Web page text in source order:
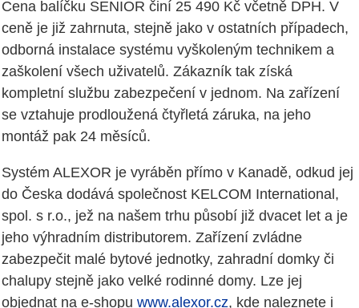
Cena balíčku SENIOR činí 25 490 Kč včetně DPH. V
ceně je již zahrnuta, stejně jako v ostatních případech,
odborná instalace systému vyškoleným technikem a
zaškolení všech uživatelů. Zákazník tak získá
kompletní službu zabezpečení v jednom. Na zařízení
se vztahuje prodloužená čtyřletá záruka, na jeho
montáž pak 24 měsíců.
Systém ALEXOR je vyráběn přímo v Kanadě, odkud jej
do Česka dodává společnost KELCOM International,
spol. s r.o., jež na našem trhu působí již dvacet let a je
jeho výhradním distributorem. Zařízení zvládne
zabezpečit malé bytové jednotky, zahradní domky či
chalupy stejně jako velké rodinné domy. Lze jej
objednat na e-shopu www.alexor.cz, kde naleznete i